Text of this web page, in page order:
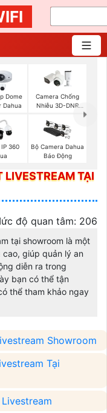
Dome
Dahua
Camera Chống
Nhiễu 3D-DNR
360
Bộ Camera Dahua
Báo Động
LIVESTREAM TẠI
độ quan tâm: 206
tại showroom là một
giúp quản lý an
diễn ra trong
bạn có thể tận
thể tham khảo ngay
Showroom
Tại